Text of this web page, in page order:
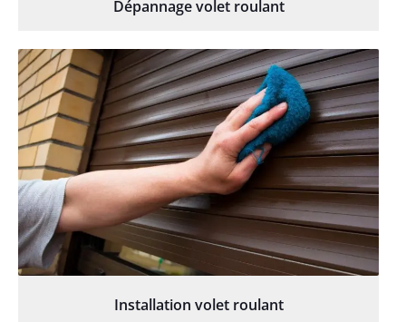
Dépannage volet roulant
Installation volet roulant